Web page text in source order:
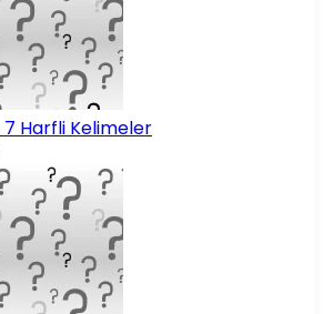
7 Harfli Kelimeler